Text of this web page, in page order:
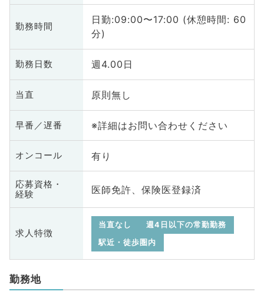
勤務時間
日勤:09:00〜17:00 (休憩時間: 60
分)
勤務日数 週4.00日
当直 原則無し
早番／遅番 ※詳細はお問い合わせください
オンコール 有り
応募資格・
経験
医師免許、保険医登録済
求人特徴
当直なし
週4日以下の常勤勤務
駅近・徒歩圏内
勤務地